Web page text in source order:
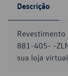
Descrição
Revestimento
881-405- -
sua loja